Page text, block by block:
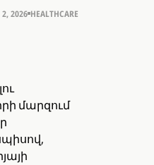
2, 2026 HEALTHCARE
մարզում